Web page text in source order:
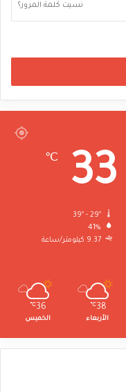
نسيت كلمة المرور؟
33
℃
41%
9.37 كيلومتر/ساعة
38
℃
الأربعاء
36
℃
الخميس